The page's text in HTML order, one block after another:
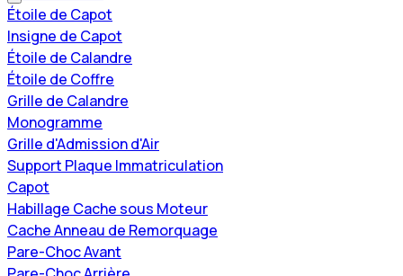
Étoile de Capot
Insigne de Capot
Étoile de Calandre
Étoile de Coffre
Grille de Calandre
Monogramme
Grille d'Admission d'Air
Support Plaque Immatriculation
Capot
Habillage Cache sous Moteur
Cache Anneau de Remorquage
Pare-Choc Avant